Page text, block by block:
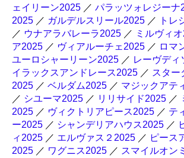
ェイリーン2025 ／ パラッツォレジーナ
2025 ／ ガルデルスリール2025 ／
トレ
／ ウナアラバレーラ2025 ／ ミルヴィ
ア2025 ／ ヴィアルーチェ2025 ／ ロマ
ユーロシャーリーン2025 ／ レーヴディ
イラックスアンドレース2025 ／ スター
2025 ／ ベルダム2025 ／ マジックアテ
／ シユーマ2025 ／ リリサイド2025 ／
2025 ／ ヴィクトリアピース2025 ／ テ
ー2025 ／ シャンデリアハウス2025 ／
ィ2025 ／ エルヴァス２2025 ／ ピース
2025 ／ ワグニス2025 ／ スマイルオン